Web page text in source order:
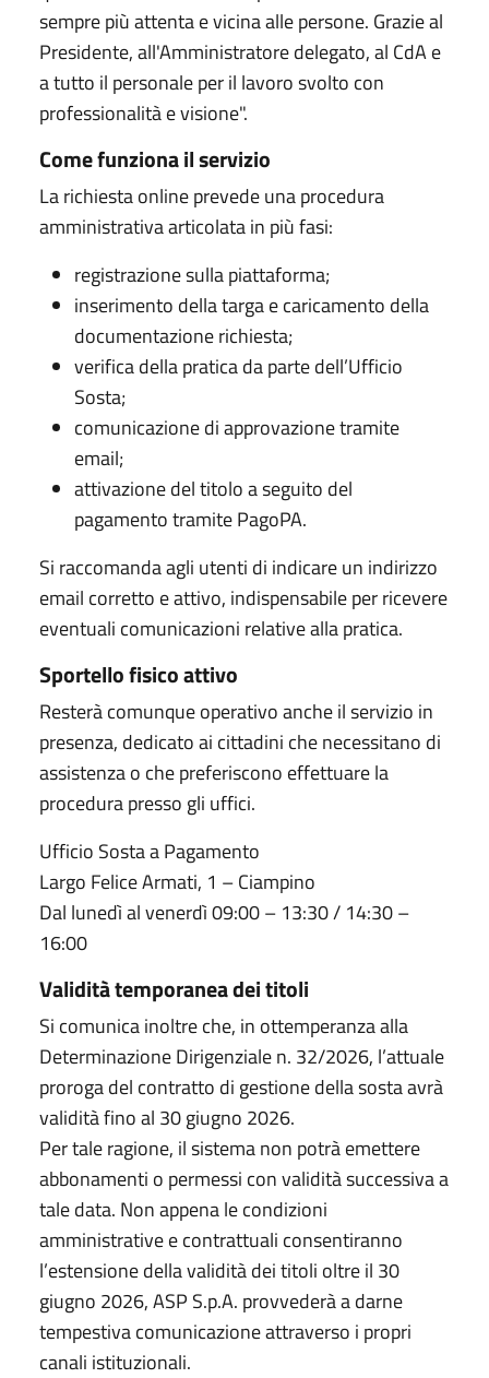
sempre più attenta e vicina alle persone. Grazie al
Presidente, all'Amministratore delegato, al CdA e
a tutto il personale per il lavoro svolto con
professionalità e visione".
Come funziona il servizio
La richiesta online prevede una procedura
amministrativa articolata in più fasi:
registrazione sulla piattaforma;
inserimento della targa e caricamento della
documentazione richiesta;
verifica della pratica da parte dell’Ufficio
Sosta;
comunicazione di approvazione tramite
email;
attivazione del titolo a seguito del
pagamento tramite PagoPA.
Si raccomanda agli utenti di indicare un indirizzo
email corretto e attivo, indispensabile per ricevere
eventuali comunicazioni relative alla pratica.
Sportello fisico attivo
Resterà comunque operativo anche il servizio in
presenza, dedicato ai cittadini che necessitano di
assistenza o che preferiscono effettuare la
procedura presso gli uffici.
Ufficio Sosta a Pagamento
Largo Felice Armati, 1 – Ciampino
Dal lunedì al venerdì 09:00 – 13:30 / 14:30 –
16:00
Validità temporanea dei titoli
Si comunica inoltre che, in ottemperanza alla
Determinazione Dirigenziale n. 32/2026, l’attuale
proroga del contratto di gestione della sosta avrà
validità fino al 30 giugno 2026.
Per tale ragione, il sistema non potrà emettere
abbonamenti o permessi con validità successiva a
tale data. Non appena le condizioni
amministrative e contrattuali consentiranno
l’estensione della validità dei titoli oltre il 30
giugno 2026, ASP S.p.A. provvederà a darne
tempestiva comunicazione attraverso i propri
canali istituzionali.